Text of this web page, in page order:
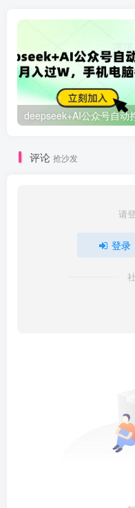
评论 抢沙发
请
登录